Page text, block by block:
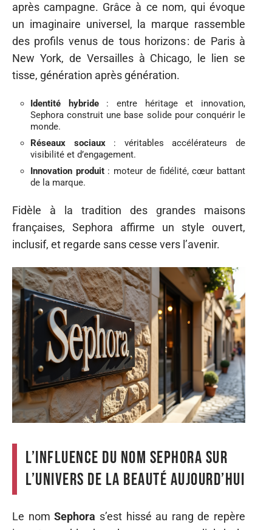
après campagne. Grâce à ce nom, qui évoque
un imaginaire universel, la marque rassemble
des profils venus de tous horizons : de Paris à
New York, de Versailles à Chicago, le lien se
tisse, génération après génération.
Identité hybride: entre héritage et innovation,
Sephora construit une base solide pour conquérir le
monde.
Réseaux sociaux: véritables accélérateurs de
visibilité et d’engagement.
Innovation produit: moteur de fidélité, cœur battant
de la marque.
Fidèle à la tradition des grandes maisons
françaises, Sephora affirme un style ouvert,
inclusif, et regarde sans cesse vers l’avenir.
L’influence du nom Sephora sur
l’univers de la beauté aujourd’hui
Le nomSephora s’est hissé au rang de repère